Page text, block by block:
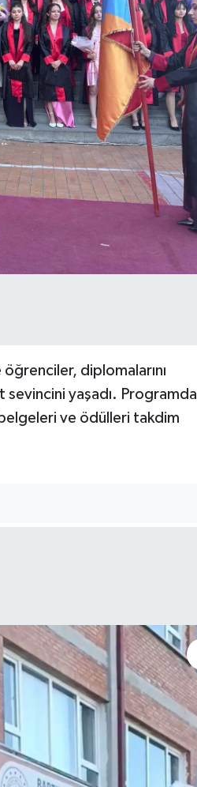
diplomalarını
sevincini yaşadı. Programda
ve ödülleri takdim